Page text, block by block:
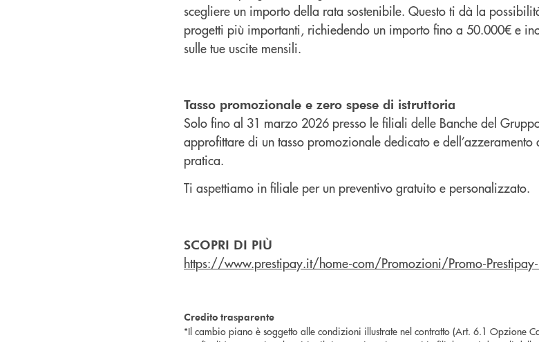
scegliere un importo della rata sostenibile. Questo ti dà la
progetti più importanti, richiedendo un importo fino a 50.000€ e
sulle tue uscite mensili.
Tasso promozionale e zero spese di istruttoria
Solo fino al 31 marzo 2026 presso le filiali delle Banche del
approfittare di un tasso promozionale dedicato e dell’azzeramento
pratica.
Ti aspettiamo in filiale per un preventivo gratuito e personalizzato.
SCOPRI DI PIÙ
https://www.prestipay.it/home-com/Promozioni/Promo-
Credito trasparente
*Il cambio piano è soggetto alle condizioni illustrate nel contratto (Art. 6.1 Opzione